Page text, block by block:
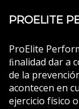
PROELITE
ProElite
ﬁnalidad dar a
de la
acontecen en
ejercicio físico